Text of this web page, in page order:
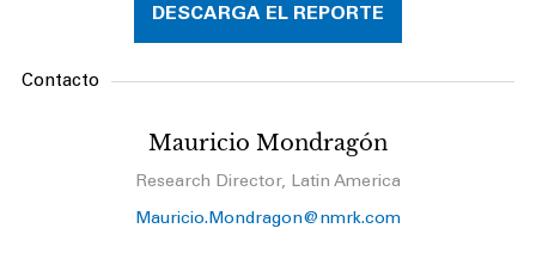
DESCARGA EL REPORTE
Contacto
Mauricio Mondragón
Research Director, Latin America
Mauricio.Mondragon@nmrk.com